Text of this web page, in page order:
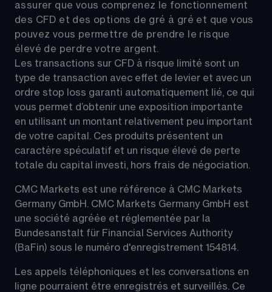
assurer que vous comprenez le fonctionnement
des CFD et des options de gré à gré et que vous
pouvez vous permettre de prendre le risque
élevé de perdre votre argent.
Les transactions sur CFD à risque limité sont un
type de transaction avec effet de levier et avec un
ordre stop loss garanti automatiquement lié, ce qui
vous permet d’obtenir une exposition importante
en utilisant un montant relativement peu important
de votre capital. Ces produits présentent un
caractère spéculatif et un risque élevé de perte
totale du capital investi, hors frais de négociation.
CMC Markets est une référence à CMC Markets
Germany GmbH. CMC Markets Germany GmbH est
une société agréée et réglementée par la
Bundesanstalt für Financial Services Authority
(BaFin) sous le numéro d'enregistrement 154814.
Les appels téléphoniques et les conversations en
ligne pourraient être enregistrés et surveillés. Ce